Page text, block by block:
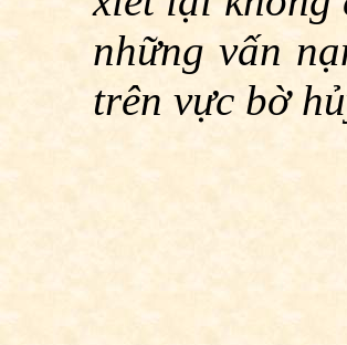
những vấn
trên vực bờ